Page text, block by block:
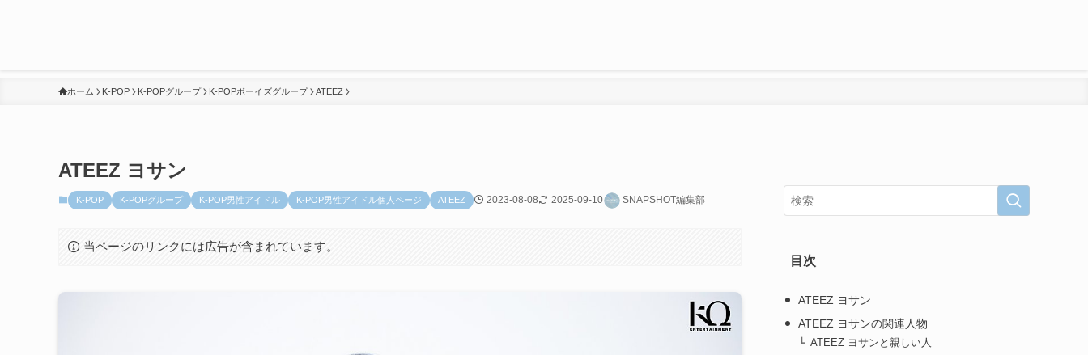
ホーム K-POP K-POPグループ K-POPボーイズグループ ATEEZ
ATEEZ ヨサン
K-POP K-POPグループ K-POP男性アイドル K-POP男性アイドル個人ページ ATEEZ 2023-08-08 2025-09-10 SNAPSHOT編集部
当ページのリンクには広告が含まれています。
目次
ATEEZ ヨサン
ATEEZ ヨサンの関連人物
ATEEZ ヨサンと親しい人